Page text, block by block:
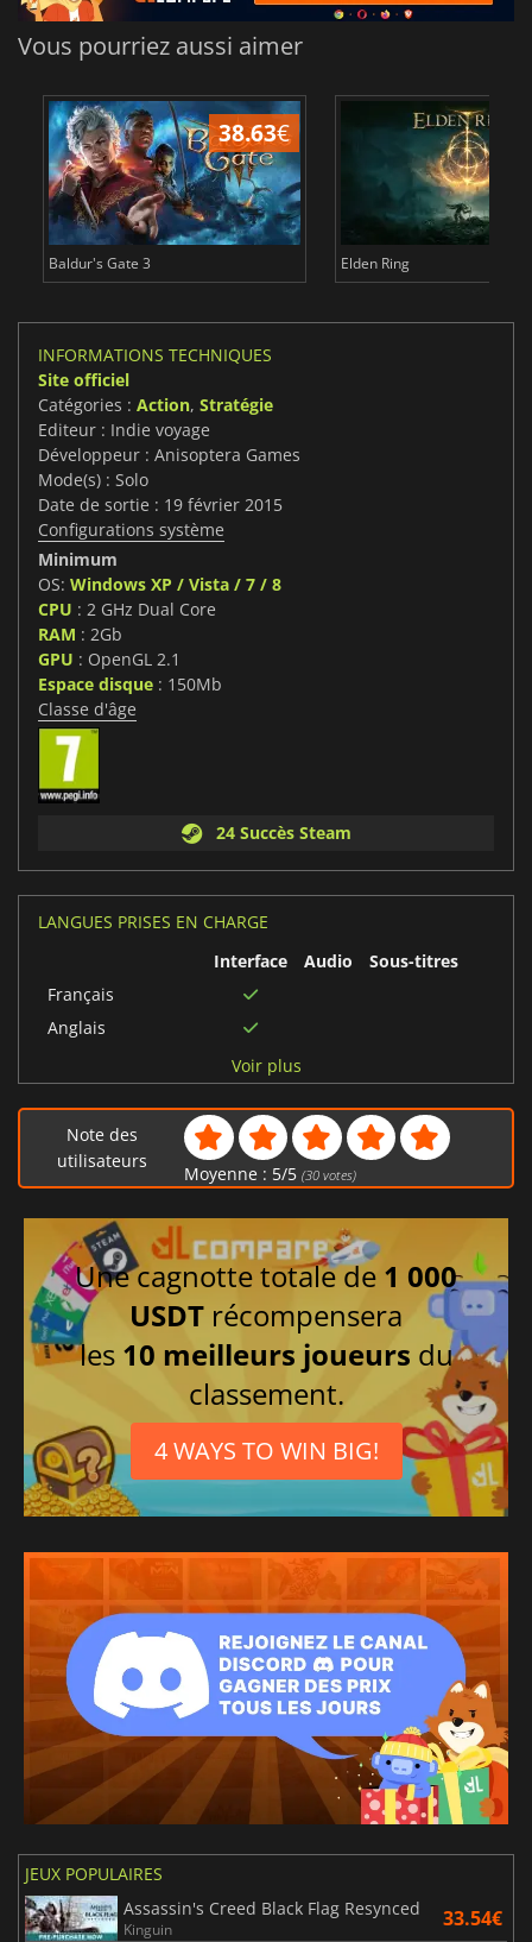
Vous pourriez aussi aimer
38.63€
Baldur's Gate 3 Elden Ring
INFORMATIONS TECHNIQUES
Site officiel
Catégories : Action, Stratégie
Editeur : Indie voyage
Développeur : Anisoptera Games
Mode(s) : Solo
Date de sortie : 19 février 2015
Configurations système
Minimum
OS: Windows XP / Vista / 7 / 8
CPU : 2 GHz Dual Core
RAM : 2Gb
GPU : OpenGL 2.1
Espace disque : 150Mb
Classe d'âge
24 Succès Steam
LANGUES PRISES EN CHARGE
Interface
Audio
Sous-titres
Français
Anglais
Russe
Chinois simplifié
Japonais
Polonais
Portugais brésilien
Voir plus
Note des
utilisateurs
Moyenne : 5/5 (30votes)
Une cagnotte totale de 1 000
USDT récompensera
les 10 meilleurs joueurs du
classement.
4 WAYS TO WIN BIG!
JEUX POPULAIRES
Assassin's Creed Black Flag Resynced
Kinguin 33.54€